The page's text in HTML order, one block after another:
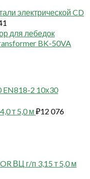
электрической CD
для лебедок
BK-50VA
EN818-2 10х30
т 5,0 м ₽12 076
ВЦ г/п 3,15 т 5,0 м